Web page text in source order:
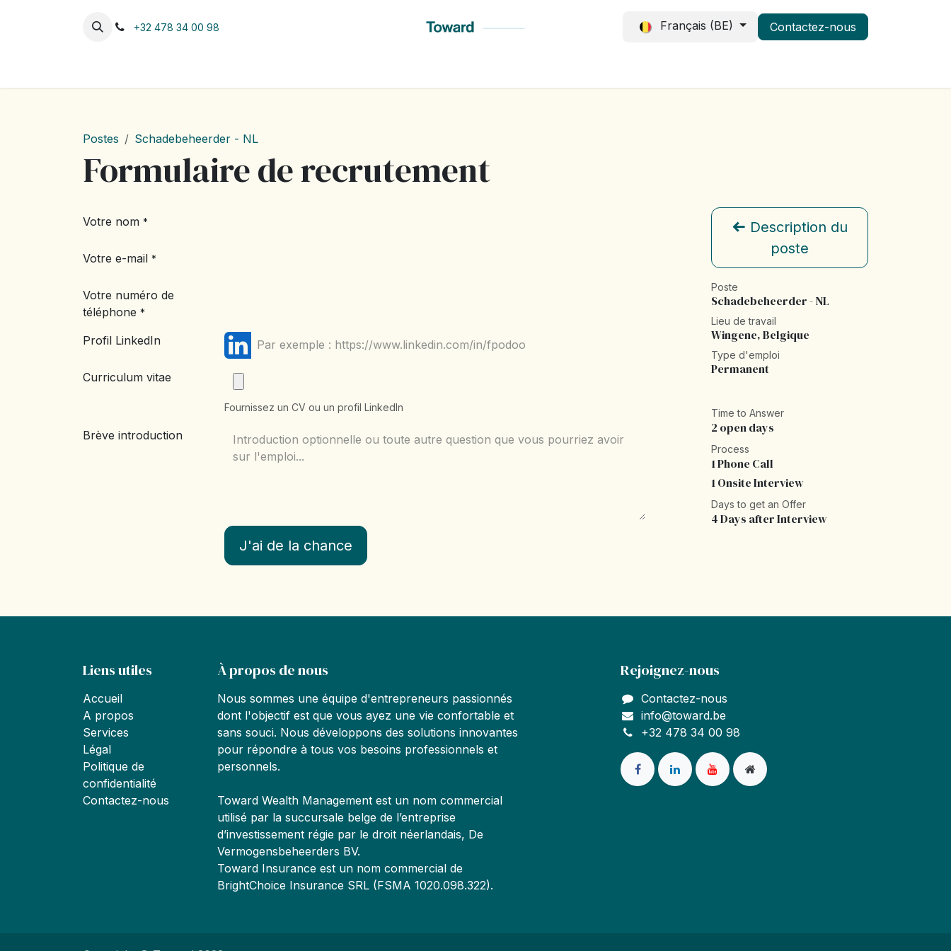
+32 478 34 00 98 Français (BE) Contactez-nous
Postes Schadebeheerder - NL
Formulaire de recrutement
Votre nom *
Votre e-mail *
Votre numéro de
téléphone *
Profil LinkedIn
Curriculum vitae
Fournissez un CV ou un profil LinkedIn
Brève introduction
J'ai de la chance
Description du
poste
Poste
Schadebeheerder - NL
Lieu de travail
Wingene,Belgique
Type d'emploi
Permanent
Time to Answer
2 open days
Process
1 Phone Call
1 Onsite Interview
Days to get an Offer
4 Days after Interview
Liens utiles
Accueil
A propos
Services
Légal
Politique de
confidentialité
Contactez-nous
À propos de nous
Nous sommes une équipe d'entrepreneurs passionnés
dont l'objectif est que vous ayez une vie confortable et
sans souci. Nous développons des solutions innovantes
pour répondre à tous vos besoins professionnels et
personnels.
Toward Wealth Management est un nom commercial
utilisé par la succursale belge de l’entreprise
d’investissement régie par le droit néerlandais, De
Vermogensbeheerders BV.
Toward Insurance est un nom commercial de
BrightChoice Insurance SRL (FSMA 1020.098.322).
Rejoignez-nous
Contactez-nous
info@toward.be
+32 478 34 00 98